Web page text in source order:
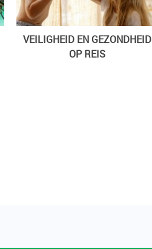
VEILIGHEID EN GEZONDHEID
OP REIS